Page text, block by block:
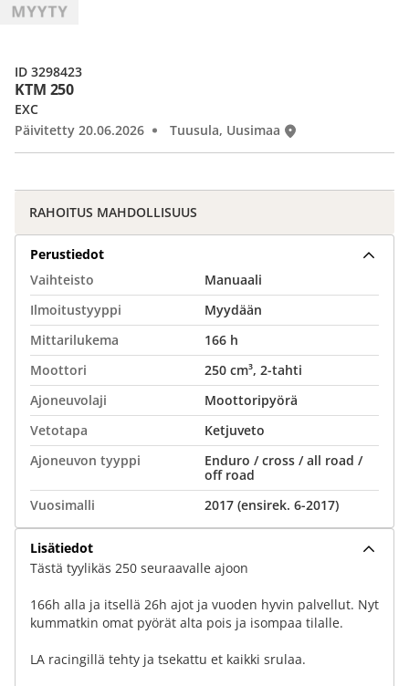
KTM 250
EXC
Päivitetty 20.06.2026
Tuusula, Uusimaa
ID 3298423
RAHOITUS MAHDOLLISUUS
Perustiedot
Vaihteisto
Manuaali
Ilmoitustyyppi
Myydään
Mittarilukema
166 h
Moottori
250 cm³, 2-tahti
Ajoneuvolaji
Moottoripyörä
Vetotapa
Ketjuveto
Ajoneuvon tyyppi
Enduro / cross / all road /
off road
Vuosimalli
2017 (ensirek. 6-2017)
Lisätiedot
Tästä tyylikäs 250 seuraavalle ajoon
166h alla ja itsellä 26h ajot ja vuoden hyvin palvellut. Nyt
kummatkin omat pyörät alta pois ja isompaa tilalle.
LA racingillä tehty ja tsekattu et kaikki srulaa.